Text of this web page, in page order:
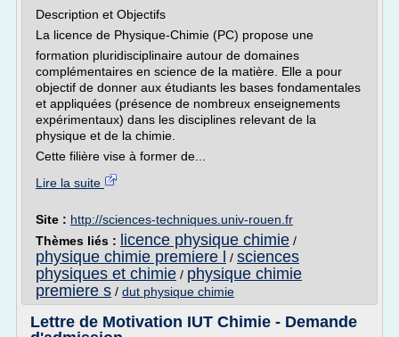
Description et Objectifs
La licence de Physique-Chimie (PC) propose une
formation pluridisciplinaire autour de domaines
complémentaires en science de la matière. Elle a pour
objectif de donner aux étudiants les bases fondamentales
et appliquées (présence de nombreux enseignements
expérimentaux) dans les disciplines relevant de la
physique et de la chimie.
Cette filière vise à former de...
Lire la suite
Site : http://sciences-techniques.univ-rouen.fr
Thèmes liés :
licence physique chimie /
physique chimie premiere l / sciences
physiques et chimie / physique chimie
premiere s / dut physique chimie
Lettre de Motivation IUT Chimie - Demande